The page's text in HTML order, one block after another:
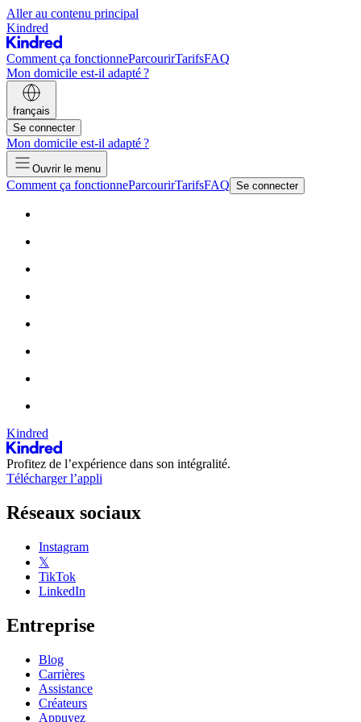
Aller au contenu principal
Kindred
Comment ça fonctionneParcourirTarifsFAQ
Mon domicile est-il adapté ?
français
Se connecter
Mon domicile est-il adapté ?
Ouvrir le menu
Comment ça fonctionneParcourirTarifsFAQ Se connecter
Kindred
Profitez de l’expérience dans son intégralité.
Télécharger l’appli
Réseaux sociaux
Instagram
𝕏
TikTok
LinkedIn
Entreprise
Blog
Carrières
Assistance
Créateurs
Appuyez